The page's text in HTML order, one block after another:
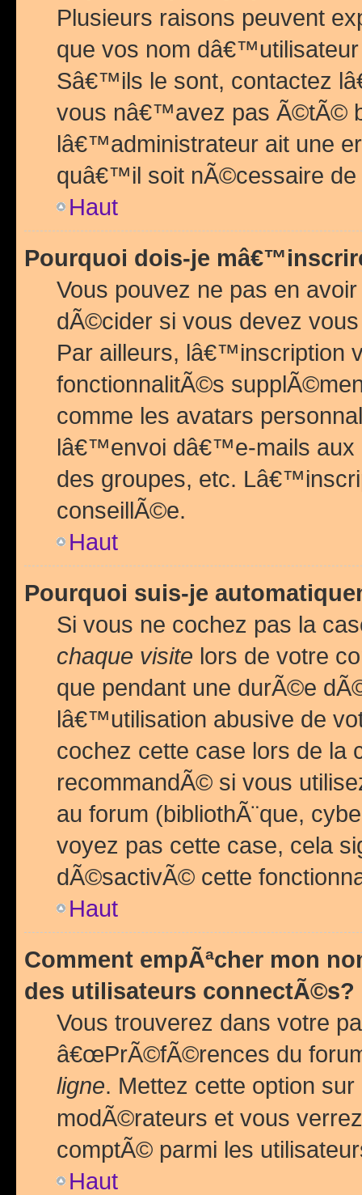
Plusieurs raisons peuvent
que vos nom
Sâ€™ils le sont, contactez
vous nâ€™avez pas Ã©tÃ©
lâ€™administrateur ait une
quâ€™il soit nÃ©cessaire de
Haut
Pourquoi dois-je
Vous pouvez ne pas en
dÃ©cider si vous devez
Par ailleurs, lâ€™inscription
fonctionnalitÃ©s
comme les avatars
lâ€™envoi dâ€™e-mails
des groupes, etc.
conseillÃ©e.
Haut
Pourquoi suis-je
Si vous ne cochez pas la
chaque visite lors de votre
que pendant une durÃ©e
lâ€™utilisation abusive de
cochez cette case lors de
recommandÃ© si vous
au forum (bibliothÃ¨que,
voyez pas cette case, cela
dÃ©sactivÃ© cette
Haut
Comment empÃªcher mon
des utilisateurs connectÃ©s?
Vous trouverez dans votre
â€œPrÃ©fÃ©rences du
ligne. Mettez cette option sur
modÃ©rateurs et vous
comptÃ© parmi les
Haut